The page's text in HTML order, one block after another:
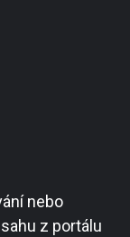
nebo
z portálu